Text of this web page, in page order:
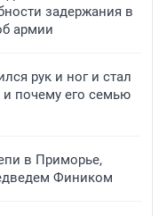
задержания в
армии
рук и ног и стал
и почему его семью
в Приморье,
Фиником